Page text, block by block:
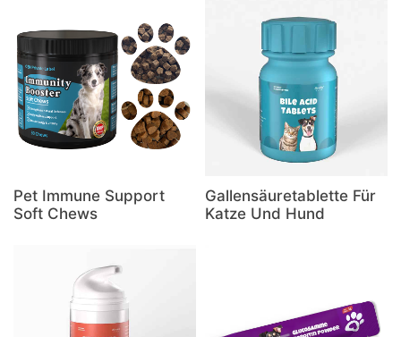
Pet Immune Support
Soft Chews
Gallensäuretablette Für
Katze Und Hund